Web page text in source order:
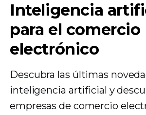
Inteligencia
para el comercio
electrónico
Descubra las últimas
inteligencia artificial y
empresas de comercio